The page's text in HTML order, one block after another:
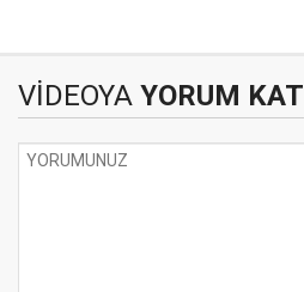
VİDEOYA YORUM KAT